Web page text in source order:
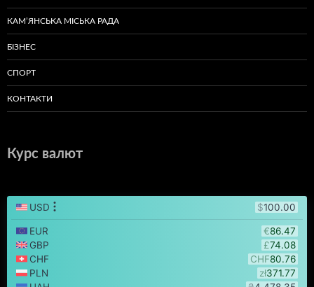
КАМ’ЯНСЬКА МІСЬКА РАДА
БІЗНЕС
СПОРТ
КОНТАКТИ
Курс валют